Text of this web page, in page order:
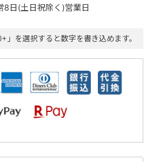
8日(土日祝除く)営業日
」を選択すると数字を書き込めます。